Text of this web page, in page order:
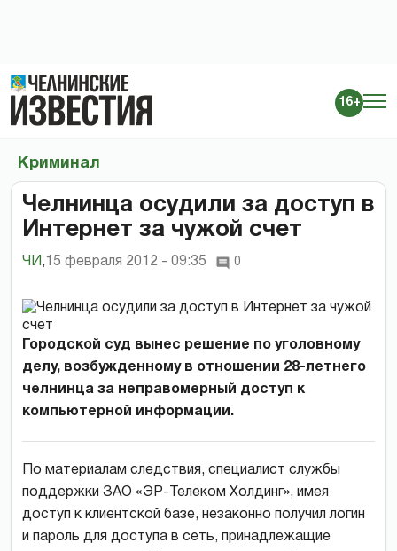
16+
Криминал
Челнинца осудили за доступ в
Интернет за чужой счет
ЧИ , 15 февраля 2012 - 09:35 0
Городской суд вынес решение по уголовному
делу, возбужденному в отношении 28-летнего
челнинца за неправомерный доступ к
компьютерной информации.
По материалам следствия, специалист службы
поддержки ЗАО «ЭР-Телеком Холдинг», имея
доступ к клиентской базе, незаконно получил логин
и пароль для доступа в сеть, принадлежащие